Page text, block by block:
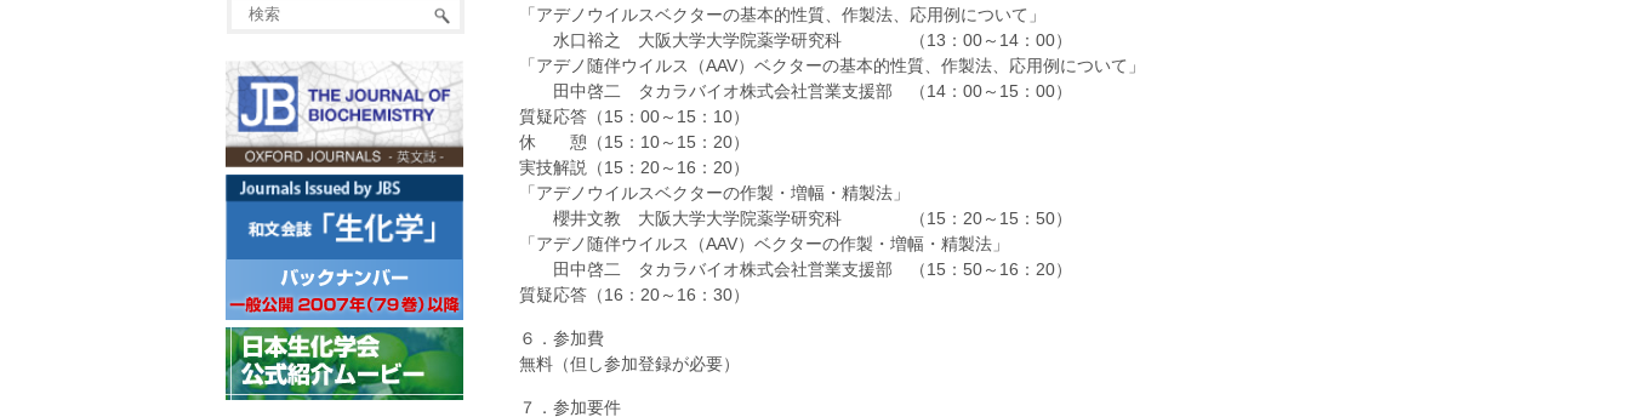
「アデノウイルスベクターの基本的性質、作製法、応用例について」
水口裕之 大阪大学大学院薬学研究科 （13：00～14：00）
「アデノ随伴ウイルス（AAV）ベクターの基本的性質、作製法、応用例について」
田中啓二 タカラバイオ株式会社営業支援部 （14：00～15：00）
質疑応答（15：00～15：10）
休 憩（15：10～15：20）
実技解説（15：20～16：20）
「アデノウイルスベクターの作製・増幅・精製法」
櫻井文教 大阪大学大学院薬学研究科 （15：20～15：50）
「アデノ随伴ウイルス（AAV）ベクターの作製・増幅・精製法」
田中啓二 タカラバイオ株式会社営業支援部 （15：50～16：20）
質疑応答（16：20～16：30）
６．参加費
無料（但し参加登録が必要）
７．参加要件